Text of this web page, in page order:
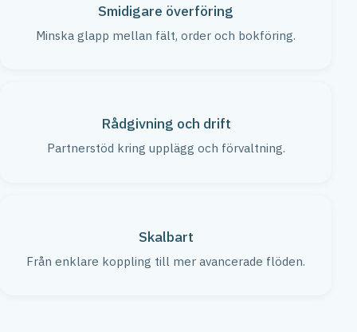
Smidigare överföring
Minska glapp mellan fält, order och bokföring.
Rådgivning och drift
Partnerstöd kring upplägg och förvaltning.
Skalbart
Från enklare koppling till mer avancerade flöden.